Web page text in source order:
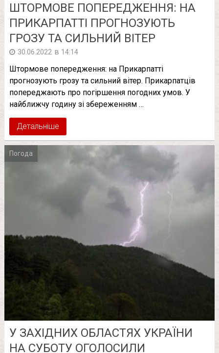
ШТОРМОВЕ ПОПЕРЕДЖЕННЯ: НА
ПРИКАРПАТТІ ПРОГНОЗУЮТЬ
ГРОЗУ ТА СИЛЬНИЙ ВІТЕР
30.06.2022 в 14:14
Штормове попередження: на Прикарпатті
прогнозують грозу та сильний вітер. Прикарпатців
попереджають про погіршення погодних умов. У
найближчу годину зі збереженням …
Детальніше
Погода
У ЗАХІДНИХ ОБЛАСТЯХ УКРАЇНИ
НА СУБОТУ ОГОЛОСИЛИ